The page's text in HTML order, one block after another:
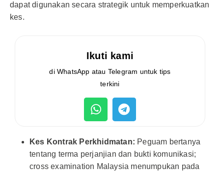
dapat digunakan secara strategik untuk memperkuatkan
kes.
Ikuti kami
di WhatsApp atau Telegram untuk tips
terkini
Kes Kontrak Perkhidmatan: Peguam bertanya
tentang terma perjanjian dan bukti komunikasi;
cross examination Malaysia menumpukan pada